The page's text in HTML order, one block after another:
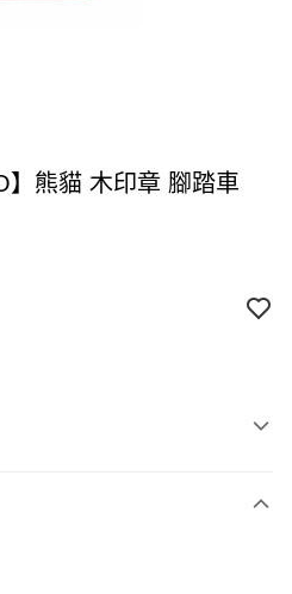
】熊貓 木印章 腳踏車